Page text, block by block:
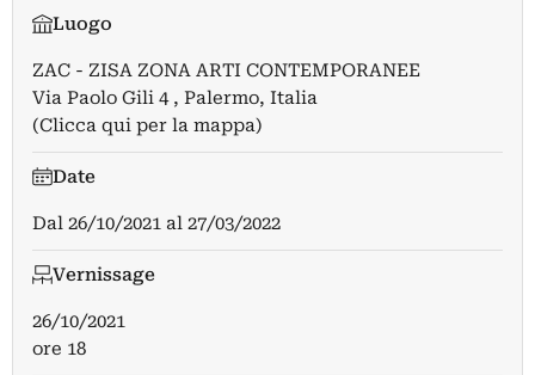
Luogo
ZAC - ZISA ZONA ARTI CONTEMPORANEE
Via Paolo Gili 4 , Palermo, Italia
(Clicca qui per la mappa)
Date
Dal 26/10/2021 al 27/03/2022
Vernissage
26/10/2021
ore 18